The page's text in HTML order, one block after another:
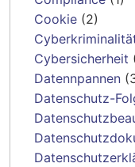
Cookie (2)
Cybersicherheit
Datennpannen
Datenschutz-